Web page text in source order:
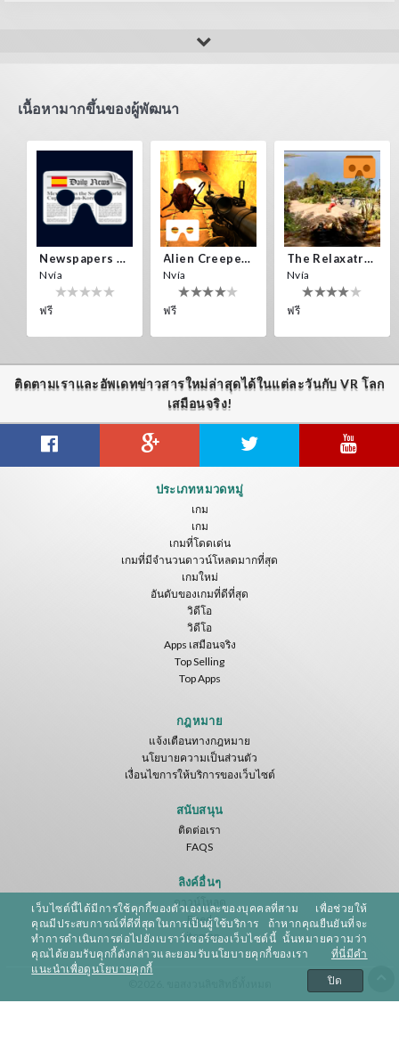
เนื้อหามากขึ้นของผู้พัฒนา
Newspapers Spain VR
Nvía
ฟรี
Alien Creepers VR
Nvía
ฟรี
The Relaxatron
Nvía
ฟรี
Nvía
ฟรี
Jumping Levels
Nvía
ติดตามเราและอัพเดทข่าวสารใหม่ล่าสุดได้ในแต่ละวันกับ VR โลก
เสมือนจริง!
ประเภทหมวดหมู่
เกม
เกม
เกมที่โดดเด่น
เกมที่มีจำนวนดาวน์โหลดมากที่สุด
เกมใหม่
อันดับของเกมที่ดีที่สุด
วิดีโอ
วิดีโอ
Apps เสมือนจริง
Top Selling
Top Apps
กฎหมาย
แจ้งเตือนทางกฎหมาย
นโยบายความเป็นส่วนตัว
เงื่อนไขการให้บริการของเว็บไซต์
สนับสนุน
ติดต่อเรา
FAQS
ลิงค์อื่นๆ
ดาวน์โหลด
Feed
Sitemap
เว็บไซต์นี้ได้มีการใช้คุกกี้ของตัวเองและของบุคคลที่สาม เพื่อช่วยให้
คุณมีประสบการณ์ที่ดีที่สุดในการเป็นผู้ใช้บริการ ถ้าหากคุณยืนยันที่จะ
ทำการดำเนินการต่อไปยังเบราว์เซอร์ของเว็บไซต์นี้ นั้นหมายความว่า
คุณได้ยอมรับคุกกี้ดังกล่าวและยอมรับนโยบายคุกกี้ของเรา ที่นี่มีคำ
แนะนำเพื่อดูนโยบายคุกกี้
ปิด